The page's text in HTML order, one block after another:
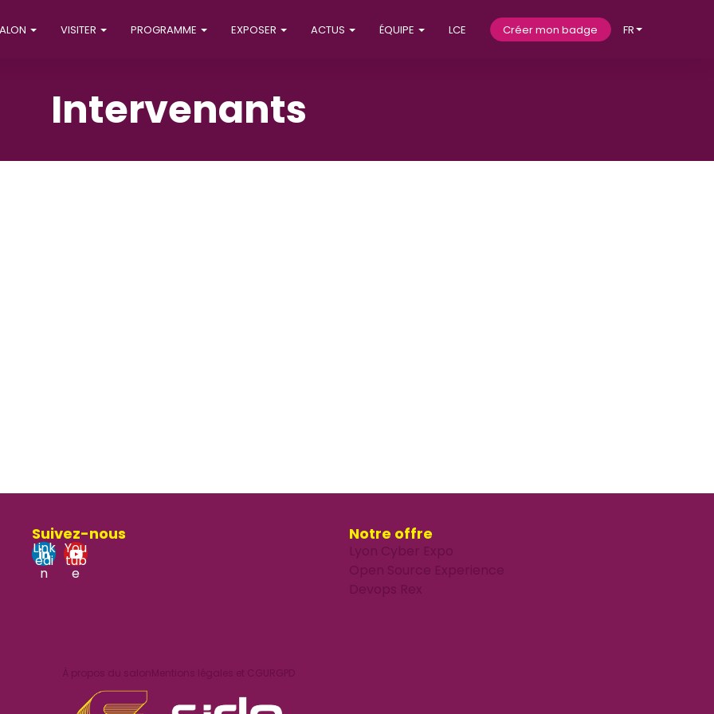
VISITER PROGRAMME EXPOSER ACTUS ÉQUIPE LCE Créer mon badge FR
Intervenants
Suivez-nous
Link
edi
n
You
tub
e
Notre offre
Lyon Cyber Expo
Open Source Experience
Devops Rex
À propos du salonMentions légales et CGURGPD